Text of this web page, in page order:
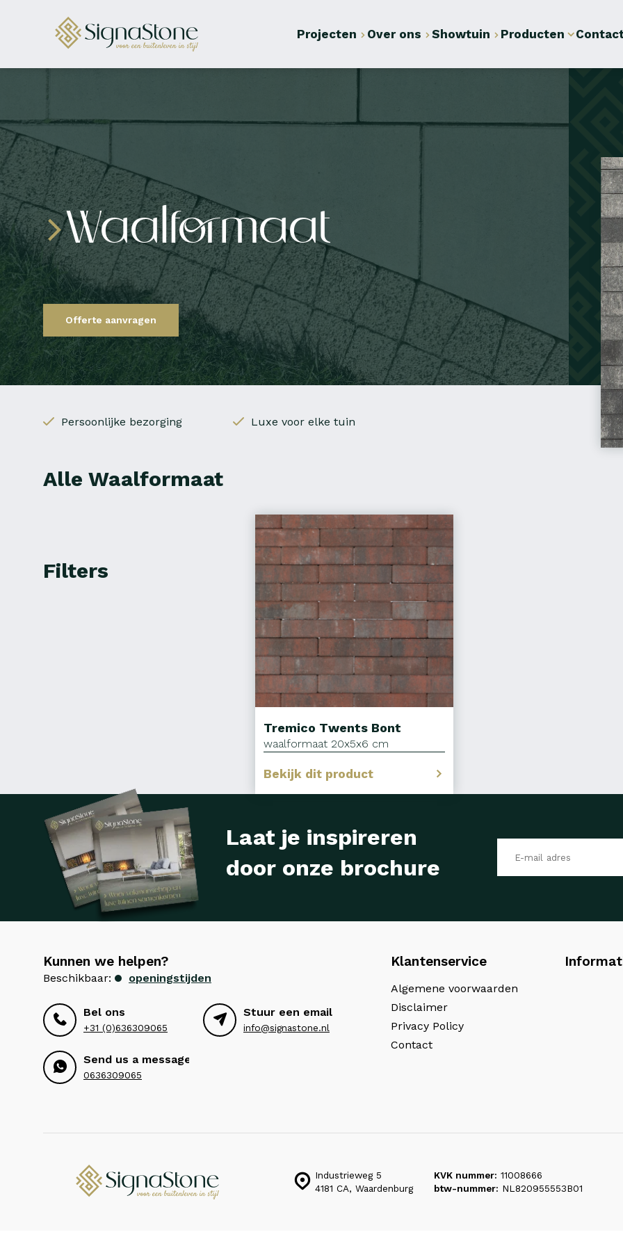
Projecten Over ons Showtuin Producten
Waalformaat
Offerte aanvragen
Persoonlijke bezorging Luxe voor elke tuin
Alle Waalformaat
Filters
Tremico Twents Bont
waalformaat 20x5x6 cm
Bekijk dit product
Laat je inspireren
door onze brochure
Kunnen we helpen?
Beschikbaar: openingstijden
Bel ons
+31 (0)636309065
Stuur een email
info@signastone.nl
Send us a message
0636309065
Klantenservice
Algemene voorwaarden
Disclaimer
Privacy Policy
Contact
Industrieweg 5
4181 CA, Waardenburg
KVK nummer: 11008666
btw-nummer: NL820955553B01